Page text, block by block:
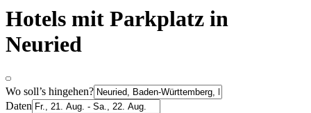
Hotels mit Parkplatz in
Neuried
Wo soll’s hingehen?
Daten